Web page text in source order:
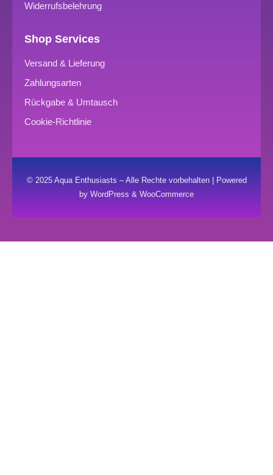
Widerrufsbelehrung
Shop Services
Versand & Lieferung
Zahlungsarten
Rückgabe & Umtausch
Cookie-Richtlinie
© 2025 Aqua Enthusiasts – Alle Rechte vorbehalten | Powered
by WordPress & WooCommerce